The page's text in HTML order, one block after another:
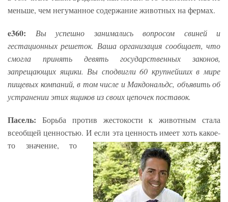
меньше, чем негуманное содержание животных на фермах.
e360:
Вы успешно занимались вопросом свиней и
гестационных решеток. Ваша организация сообщает, что
смогла принять девять государственных законов,
запрещающих ящики. Вы сподвигли 60 крупнейших в мире
пищевых компаний, в том числе и Макдональдс, объявить об
устранении этих ящиков из своих цепочек поставок.
Пасель: Борьба против жестокости к животным стала
всеобщей ценностью. И если эта ценность имеет хоть какое-
то значение, то